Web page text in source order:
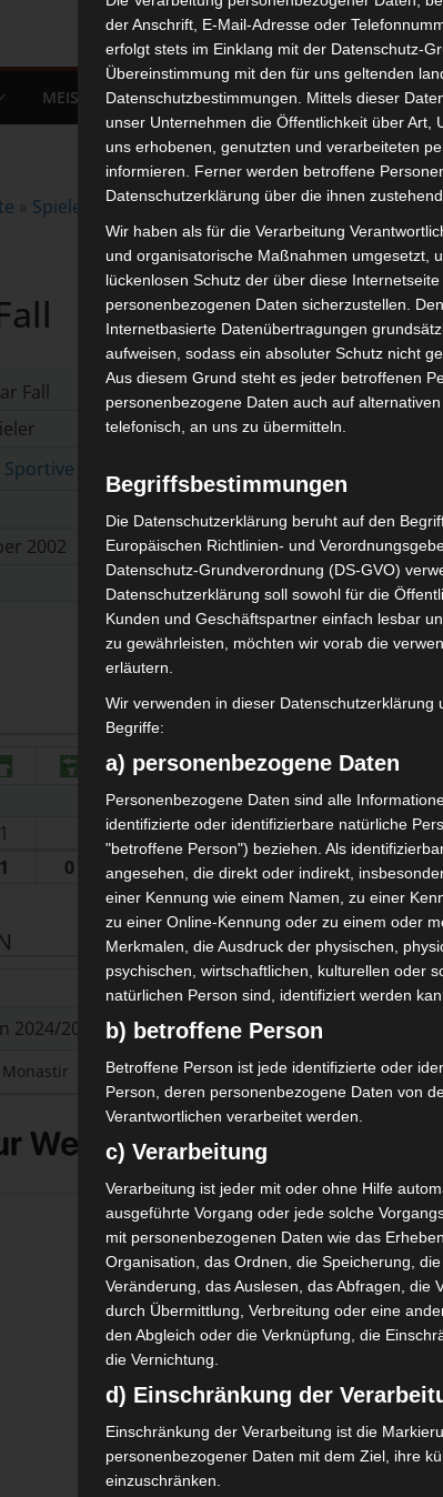
MEISTERSCHAFTEN STADIEN IMPRESSUM
» Spieler »Elhadji Omar Fall
Fall
de Ben Guerdane (USBG)
2002
1 90′
1 (0)
1 0 90′ 0 0 0 1 (0)
H/A Ergebnis
2025
Monastir A V 2:1 90` 1
der Anschrift, E-Mail-Adresse oder
erfolgt stets im Einklang mit der Datenschutz-
Übereinstimmung mit den für uns geltenden
Datenschutzbestimmungen. Mittels dieser
unser Unternehmen die Öffentlichkeit über Art,
uns erhobenen, genutzten und verarbeiteten
informieren. Ferner werden betroffene
Datenschutzerklärung über die ihnen
Wir haben als für die Verarbeitung
und organisatorische Maßnahmen umgesetzt,
lückenlosen Schutz der über diese
personenbezogenen Daten sicherzustellen.
Internetbasierte Datenübertragungen
aufweisen, sodass ein absoluter Schutz nicht
Aus diesem Grund steht es jeder betroffenen
personenbezogene Daten auch auf
telefonisch, an uns zu übermitteln.
Begriffsbestimmungen
Die Datenschutzerklärung beruht auf den
Europäischen Richtlinien- und
Datenschutz-Grundverordnung (DS-GVO)
Datenschutzerklärung soll sowohl für die
Kunden und Geschäftspartner einfach lesbar
zu gewährleisten, möchten wir vorab die
erläutern.
Wir verwenden in dieser Datenschutzerklärung
Begriffe:
a) personenbezogene Daten
Personenbezogene Daten sind alle
identifizierte oder identifizierbare natürliche
"betroffene Person") beziehen. Als
angesehen, die direkt oder indirekt,
einer Kennung wie einem Namen, zu einer
zu einer Online-Kennung oder zu einem oder
Merkmalen, die Ausdruck der physischen,
psychischen, wirtschaftlichen, kulturellen oder
natürlichen Person sind, identifiziert werden
b) betroffene Person
Betroffene Person ist jede identifizierte oder
Person, deren personenbezogene Daten von
Verantwortlichen verarbeitet werden.
c) Verarbeitung
Verarbeitung ist jeder mit oder ohne Hilfe
ausgeführte Vorgang oder jede solche
mit personenbezogenen Daten wie das
Organisation, das Ordnen, die Speicherung,
Veränderung, das Auslesen, das Abfragen, die
durch Übermittlung, Verbreitung oder eine
den Abgleich oder die Verknüpfung, die
die Vernichtung.
d) Einschränkung der
Einschränkung der Verarbeitung ist die
personenbezogener Daten mit dem Ziel, ihre
einzuschränken.